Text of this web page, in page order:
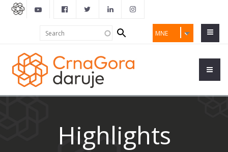
MNE
Search
form
Highlights